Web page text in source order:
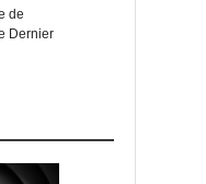
de
Dernier